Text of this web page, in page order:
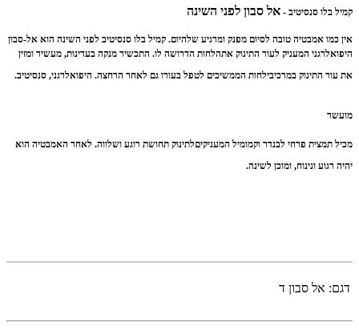
קמיל בלו סנסיטיב - אל סבון לפני השינה
אין כמו אמבטיה טובה לסיום מפנק ומרגיע שלהיום. קמיל בלו סנסיטיב לפני השינה הוא אל-סבון
היפואלרגני המעניק לעור התינוק אתהלחות הדרושה לו. התכשיר מנקה בעדינות, מעשיר ומזין
את עור התינוק במרכיבילחות הממשיכים לטפל בעורו גם לאחר הרחצה. היפואלרגני, סנסיטיב.
מועשר
מכיל תמצית פרחי לבנדר וקמומיל המעניקיםלתינוק תחושת רוגע ושלווה. לאחר האמבטיה הוא
יהיה רגוע ונינוח, ומוכן לשינה.
דגם: אל סבון ד